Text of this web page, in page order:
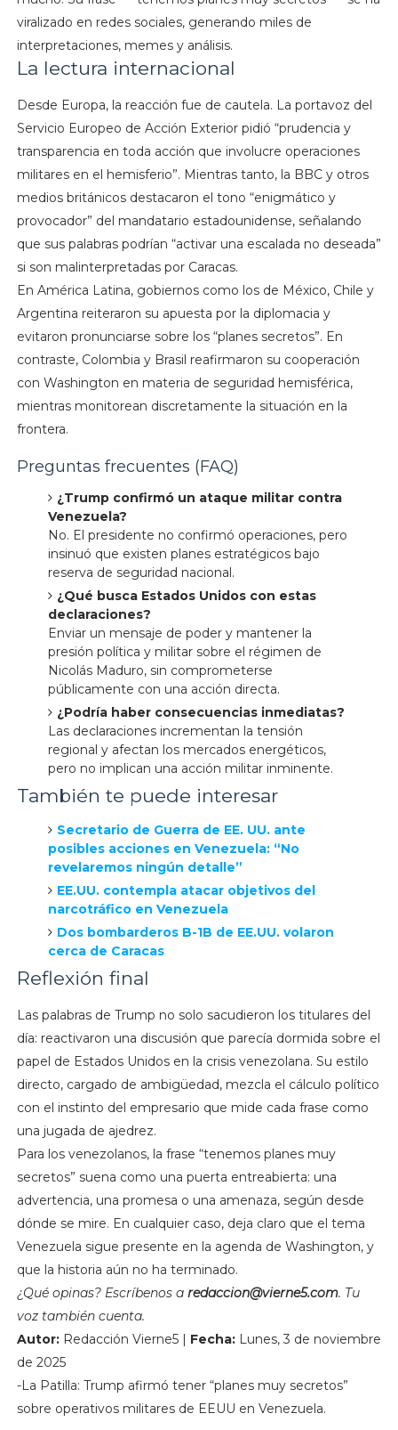
viralizado en redes sociales, generando miles de
interpretaciones, memes y análisis.
La lectura internacional
Desde Europa, la reacción fue de cautela. La portavoz del
Servicio Europeo de Acción Exterior pidió “prudencia y
transparencia en toda acción que involucre operaciones
militares en el hemisferio”. Mientras tanto, la BBC y otros
medios británicos destacaron el tono “enigmático y
provocador” del mandatario estadounidense, señalando
que sus palabras podrían “activar una escalada no deseada”
si son malinterpretadas por Caracas.
En América Latina, gobiernos como los de México, Chile y
Argentina reiteraron su apuesta por la diplomacia y
evitaron pronunciarse sobre los “planes secretos”. En
contraste, Colombia y Brasil reafirmaron su cooperación
con Washington en materia de seguridad hemisférica,
mientras monitorean discretamente la situación en la
frontera.
Preguntas frecuentes (FAQ)
¿Trump confirmó un ataque militar contra
Venezuela?
No. El presidente no confirmó operaciones, pero
insinuó que existen planes estratégicos bajo
reserva de seguridad nacional.
¿Qué busca Estados Unidos con estas
declaraciones?
Enviar un mensaje de poder y mantener la
presión política y militar sobre el régimen de
Nicolás Maduro, sin comprometerse
públicamente con una acción directa.
¿Podría haber consecuencias inmediatas?
Las declaraciones incrementan la tensión
regional y afectan los mercados energéticos,
pero no implican una acción militar inminente.
También te puede interesar
Secretario de Guerra de EE. UU. ante
posibles acciones en Venezuela: “No
revelaremos ningún detalle”
EE.UU. contempla atacar objetivos del
narcotráfico en Venezuela
Dos bombarderos B-1B de EE.UU. volaron
cerca de Caracas
Reflexión final
Las palabras de Trump no solo sacudieron los titulares del
día: reactivaron una discusión que parecía dormida sobre el
papel de Estados Unidos en la crisis venezolana. Su estilo
directo, cargado de ambigüedad, mezcla el cálculo político
con el instinto del empresario que mide cada frase como
una jugada de ajedrez.
Para los venezolanos, la frase “tenemos planes muy
secretos” suena como una puerta entreabierta: una
advertencia, una promesa o una amenaza, según desde
dónde se mire. En cualquier caso, deja claro que el tema
Venezuela sigue presente en la agenda de Washington, y
que la historia aún no ha terminado.
¿Qué opinas? Escríbenos a redaccion@vierne5.com. Tu
voz también cuenta.
Autor:Redacción Vierne5 | Fecha:Lunes, 3 de noviembre
de 2025
-La Patilla: Trump afirmó tener “planes muy secretos”
sobre operativos militares de EEUU en Venezuela.